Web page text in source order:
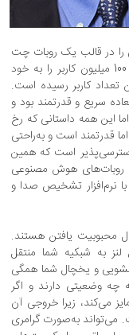
را در قالب یک روبات چت
برای عموم منتشر کرد. این روبات تنها در عرض دو ماه، 100 میلیون کاربر را به خود
تعداد کاربر رسیده است.
سریع و قدرتمند بود و
این همه داستانی که رخ
قدرتمند است و به‌راحتی
است که همین
روبات‌های هوش مصنوعی
نرم‌افزار تشخیص صدا و
محبوبیت یافتن هستند.
به شبکیه شما منتقل
و یخچال شما همگی
وضعیتی دارند و اگر
می‌کند، زیرا خروجی آن
به‌صورت گرامری